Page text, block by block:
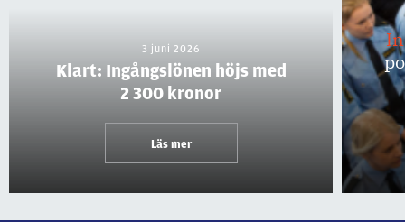
3 juni 2026
Klart: Ingångslönen höjs med
2 300 kronor
Läs mer